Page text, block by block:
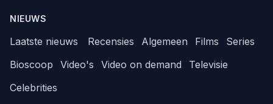
NIEUWS
Laatste nieuws Recensies Algemeen Films
Series
Bioscoop
Video's Video on demand
Televisie
Celebrities